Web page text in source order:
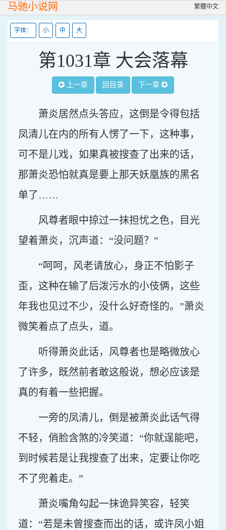
马驰小说网 繁體中文
字体： 小 中 大
第1031章 大会落幕
上一章 回目录 下一章
萧炎居然点头答应，这倒是令得包括
凤清儿在内的所有人愣了一下，这种事，
可不是儿戏，如果真被搜查了出来的话，
那萧炎恐怕就真是要上那天妖凰族的黑名
单了……
风尊者眼中掠过一抹担忧之色，目光
望着萧炎，沉声道：“没问题？”
“呵呵，风老请放心，身正不怕影子
歪，这种在输了后泼污水的小伎俩，这些
年我也见过不少，没什么好奇怪的。”萧炎
微笑着点了点头，道。
听得萧炎此话，风尊者也是略微放心
了许多，既然前者敢这般说，想必应该是
真的有着一些把握。
一旁的凤清儿，倒是被萧炎此话气得
不轻，俏脸含煞的冷笑道：“你就逞能吧，
到时候若是让我搜查了出来，定要让你吃
不了兜着走。”
萧炎嘴角勾起一抹诡异笑容，轻笑
道：“若是未曾搜查而出的话，或许凤小姐